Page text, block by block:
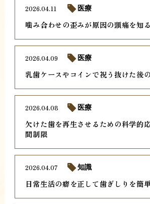
噛み合わせの歪みが原因の頭痛を知る
2026.04.11 医療
乳歯ケースやコインで祝う抜けた後
2026.04.09 医療
欠けた歯を再生させるための科学的
間制限
2026.04.08 医療
日常生活の癖を正して歯ぎしりを簡
2026.04.07 知識